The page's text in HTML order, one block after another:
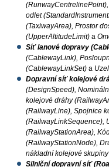
odlet
(TaxiwayArea), Prostor
(UpperAltitudeLimit) a
Síť lanové dopravy
(CablewayLink),
(CablewayLinkSet) a
Dopravní síť kolejové
(DesignSpeed),
kolejové dráhy
(RailwayLine), Spojnice
(RailwayLinkSequence),
(RailwayStationArea),
(RailwayStationNode),
nákladní kolejové
Silniční dopravní síť